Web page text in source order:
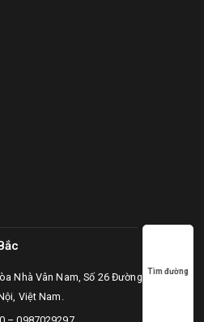
Nhà Vân Nam, Số 26 Đường
Việt Nam.
Tìm đường